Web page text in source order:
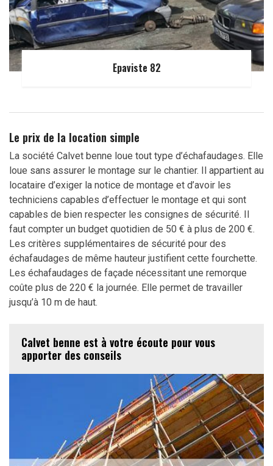
Epaviste 82
Le prix de la location simple
La société Calvet benne loue tout type d’échafaudages. Elle
loue sans assurer le montage sur le chantier. Il appartient au
locataire d’exiger la notice de montage et d’avoir les
techniciens capables d’effectuer le montage et qui sont
capables de bien respecter les consignes de sécurité. Il
faut compter un budget quotidien de 50 € à plus de 200 €.
Les critères supplémentaires de sécurité pour des
échafaudages de même hauteur justifient cette fourchette.
Les échafaudages de façade nécessitant une remorque
coûte plus de 220 € la journée. Elle permet de travailler
jusqu’à 10 m de haut.
Calvet benne est à votre écoute pour vous
apporter des conseils